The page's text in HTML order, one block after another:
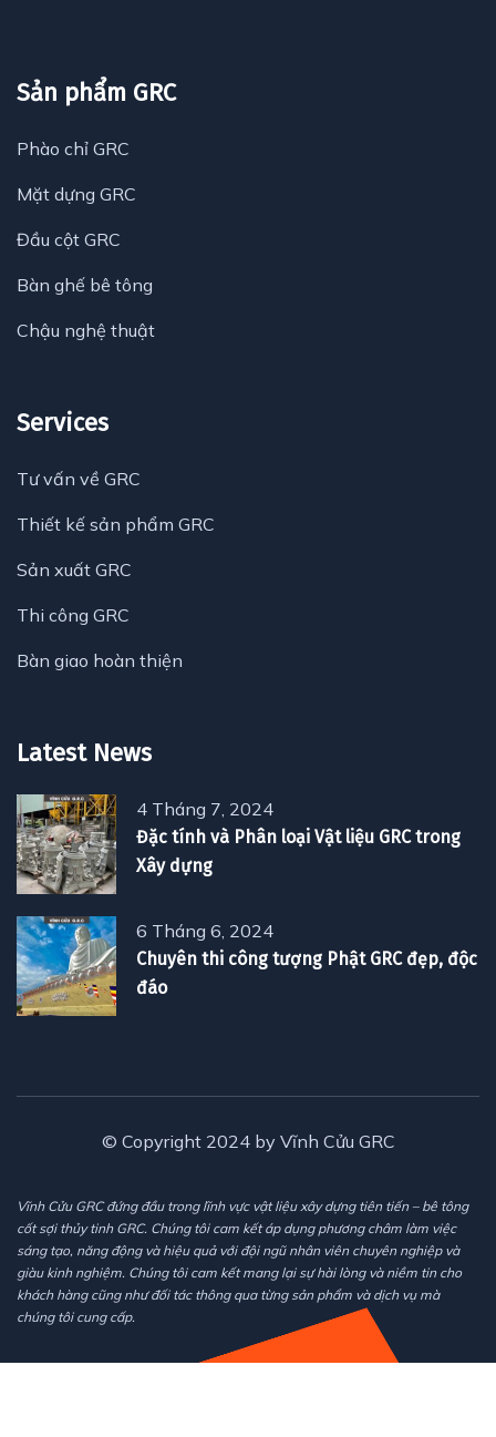
Sản phẩm GRC
Phào chỉ GRC
Mặt dựng GRC
Đầu cột GRC
Bàn ghế bê tông
Chậu nghệ thuật
Services
Tư vấn về GRC
Thiết kế sản phẩm GRC
Sản xuất GRC
Thi công GRC
Bàn giao hoàn thiện
Latest News
4 Tháng 7, 2024
Đặc tính và Phân loại Vật liệu GRC trong
Xây dựng
6 Tháng 6, 2024
Chuyên thi công tượng Phật GRC đẹp, độc
đáo
© Copyright 2024 by Vĩnh Cửu GRC
Vĩnh Cửu GRC đứng đầu trong lĩnh vực vật liệu xây dựng tiên tiến – bê tông
cốt sợi thủy tinh GRC. Chúng tôi cam kết áp dụng phương châm làm việc
sáng tạo, năng động và hiệu quả với đội ngũ nhân viên chuyên nghiệp và
giàu kinh nghiệm. Chúng tôi cam kết mang lại sự hài lòng và niềm tin cho
khách hàng cũng như đối tác thông qua từng sản phẩm và dịch vụ mà
chúng tôi cung cấp.